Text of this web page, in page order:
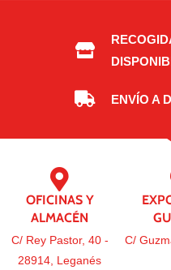
ENVÍO A
OFICINAS Y
ALMACÉN
C/ Rey Pastor, 40 -
28914, Leganés
C/